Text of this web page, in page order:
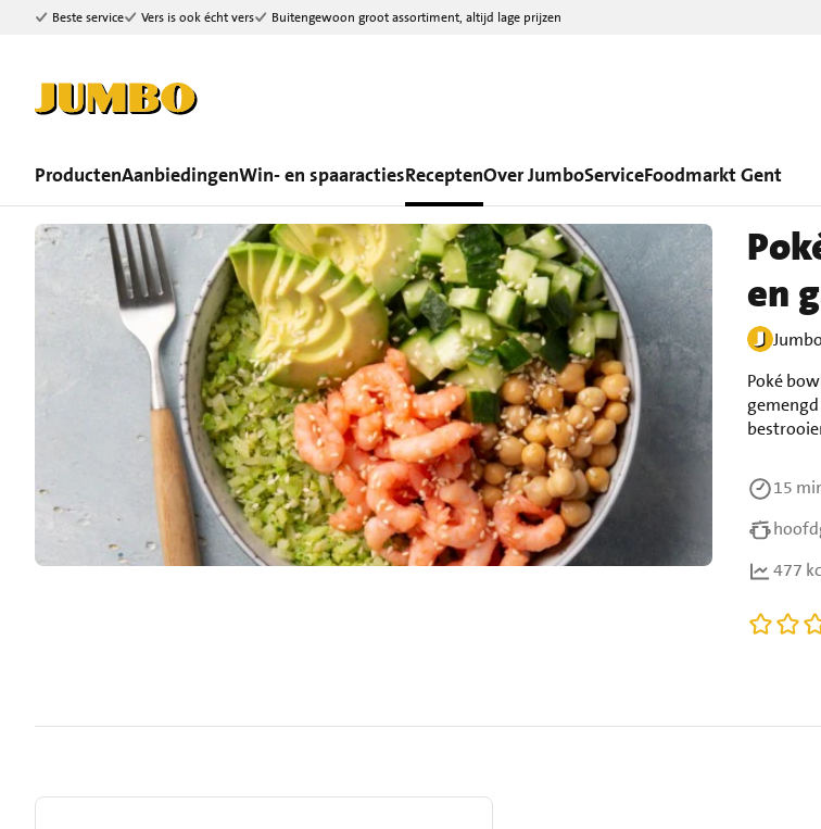
Ga naar zoeken
Ga naar hoofdinhoud
Beste service Vers is ook écht vers Buitengewoon groot assortiment, altijd lage prijzen
ProductenAanbiedingenWin- en spaaractiesReceptenOver JumboServiceFoodmarkt Gent
en
Jumbo
Poké
15
477